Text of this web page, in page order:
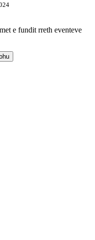
e fundit rreth eventeve